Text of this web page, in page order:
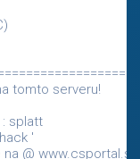
tomto serveru!
: splatt
'
@ www.csportal.sk